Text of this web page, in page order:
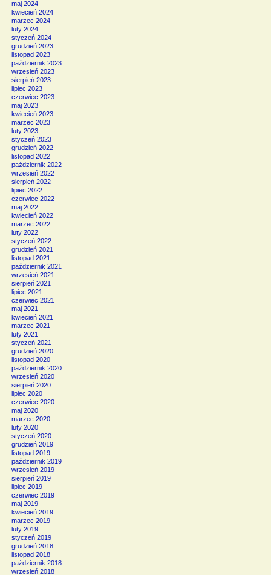
maj 2024
kwiecień 2024
marzec 2024
luty 2024
styczeń 2024
grudzień 2023
listopad 2023
październik 2023
wrzesień 2023
sierpień 2023
lipiec 2023
czerwiec 2023
maj 2023
kwiecień 2023
marzec 2023
luty 2023
styczeń 2023
grudzień 2022
listopad 2022
październik 2022
wrzesień 2022
sierpień 2022
lipiec 2022
czerwiec 2022
maj 2022
kwiecień 2022
marzec 2022
luty 2022
styczeń 2022
grudzień 2021
listopad 2021
październik 2021
wrzesień 2021
sierpień 2021
lipiec 2021
czerwiec 2021
maj 2021
kwiecień 2021
marzec 2021
luty 2021
styczeń 2021
grudzień 2020
listopad 2020
październik 2020
wrzesień 2020
sierpień 2020
lipiec 2020
czerwiec 2020
maj 2020
marzec 2020
luty 2020
styczeń 2020
grudzień 2019
listopad 2019
październik 2019
wrzesień 2019
sierpień 2019
lipiec 2019
czerwiec 2019
maj 2019
kwiecień 2019
marzec 2019
luty 2019
styczeń 2019
grudzień 2018
listopad 2018
październik 2018
wrzesień 2018